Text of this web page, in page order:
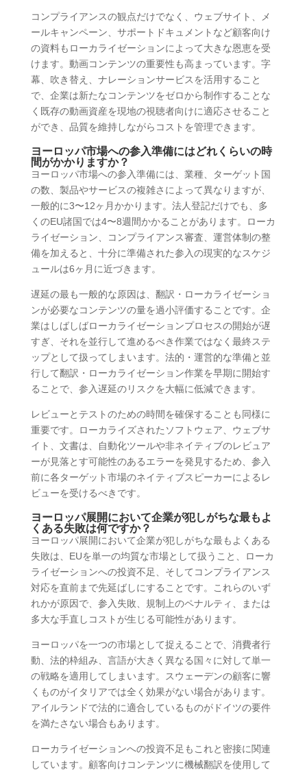
コンプライアンスの観点だけでなく、ウェブサイト、メ
ールキャンペーン、サポートドキュメントなど顧客向け
の資料もローカライゼーションによって大きな恩恵を受
けます。動画コンテンツの重要性も高まっています。字
幕、吹き替え、ナレーションサービスを活用すること
で、企業は新たなコンテンツをゼロから制作することな
く既存の動画資産を現地の視聴者向けに適応させること
ができ、品質を維持しながらコストを管理できます。
ヨーロッパ市場への参入準備にはどれくらいの時
間がかかりますか？
ヨーロッパ市場への参入準備には、業種、ターゲット国
の数、製品やサービスの複雑さによって異なりますが、
一般的に3〜12ヶ月かかります。法人登記だけでも、多
くのEU諸国では4〜8週間かかることがあります。ローカ
ライゼーション、コンプライアンス審査、運営体制の整
備を加えると、十分に準備された参入の現実的なスケジ
ュールは6ヶ月に近づきます。
遅延の最も一般的な原因は、翻訳・ローカライゼーショ
ンが必要なコンテンツの量を過小評価することです。企
業はしばしばローカライゼーションプロセスの開始が遅
すぎ、それを並行して進めるべき作業ではなく最終ステ
ップとして扱ってしまいます。法的・運営的な準備と並
行して翻訳・ローカライゼーション作業を早期に開始す
ることで、参入遅延のリスクを大幅に低減できます。
レビューとテストのための時間を確保することも同様に
重要です。ローカライズされたソフトウェア、ウェブサ
イト、文書は、自動化ツールや非ネイティブのレビュア
ーが見落とす可能性のあるエラーを発見するため、参入
前に各ターゲット市場のネイティブスピーカーによるレ
ビューを受けるべきです。
ヨーロッパ展開において企業が犯しがちな最もよ
くある失敗は何ですか？
ヨーロッパ展開において企業が犯しがちな最もよくある
失敗は、EUを単一の均質な市場として扱うこと、ローカ
ライゼーションへの投資不足、そしてコンプライアンス
対応を直前まで先延ばしにすることです。これらのいず
れかが原因で、参入失敗、規制上のペナルティ、または
多大な手直しコストが生じる可能性があります。
ヨーロッパを一つの市場として捉えることで、消費者行
動、法的枠組み、言語が大きく異なる国々に対して単一
の戦略を適用してしまいます。スウェーデンの顧客に響
くものがイタリアでは全く効果がない場合があります。
アイルランドで法的に適合しているものがドイツの要件
を満たさない場合もあります。
ローカライゼーションへの投資不足もこれと密接に関連
しています。顧客向けコンテンツに機械翻訳を使用して